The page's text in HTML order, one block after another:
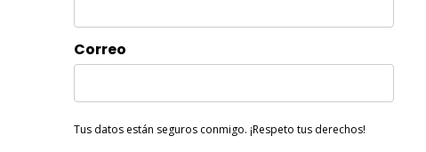
Correo
Tus datos están seguros conmigo. ¡Respeto tus derechos!